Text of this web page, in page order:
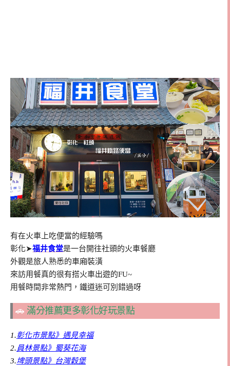
有在火車上吃便當的經驗嗎
彰化➤福井食堂是一台開往社頭的火車餐廳
外觀是旅人熟悉的車廂裝潢
來訪用餐真的很有搭火車出遊的FU~
用餐時間非常熱門，鐵道迷可別錯過呀
🚗 滿分推薦更多彰化好玩景點
1.彰化市景點》遇見幸福
2.員林景點》蜀葵花海
3.埤頭景點》台灣穀堡